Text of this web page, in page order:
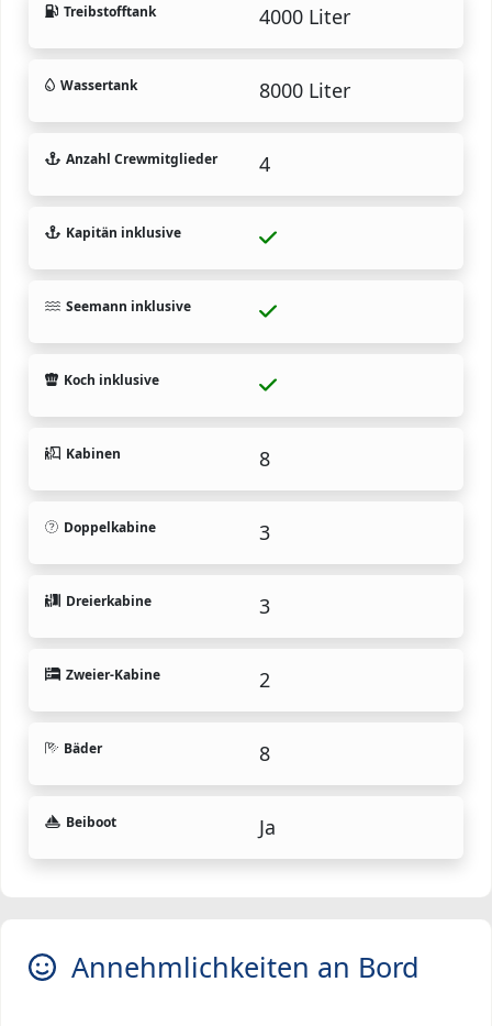
Treibstofftank 4000 Liter
Wassertank 8000 Liter
Anzahl Crewmitglieder 4
Kapitän inklusive
Seemann inklusive
Koch inklusive
Kabinen 8
Doppelkabine 3
Dreierkabine 3
Zweier-Kabine 2
Bäder 8
Beiboot Ja
Annehmlichkeiten an Bord